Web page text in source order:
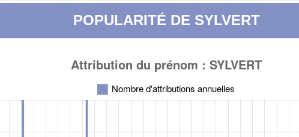
POPULARITÉ DE SYLVERT